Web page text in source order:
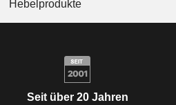
Hebelprodukte
Seit über 20 Jahren